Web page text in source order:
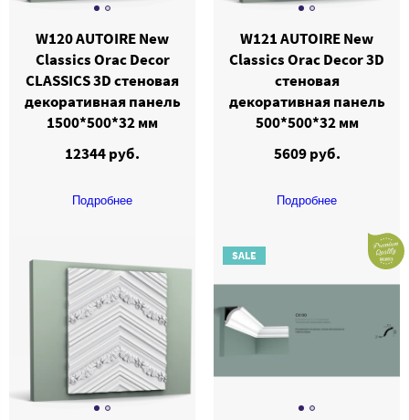
W120 AUTOIRE New
Classics Orac Decor
CLASSICS 3D стеновая
декоративная панель
1500*500*32 мм
12344 руб.
Подробнее
W121 AUTOIRE New
Classics Orac Decor 3D
стеновая
декоративная панель
500*500*32 мм
5609 руб.
Подробнее
SALE